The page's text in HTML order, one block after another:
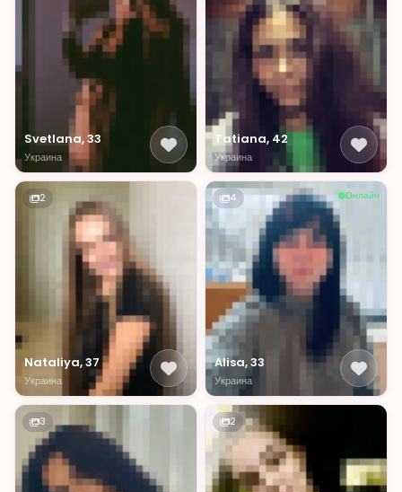
Svetlana, 33
Украина
Tatiana, 42
Украина
2
Nataliya, 37
Украина
4 Онлайн
Alisa, 33
Украина
3 2